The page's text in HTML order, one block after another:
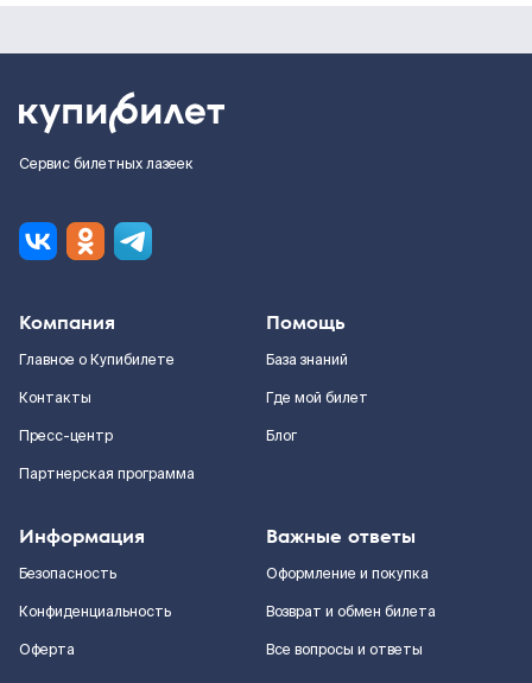
Сервис билетных лазеек
Компания
Главное о Купибилете
Контакты
Пресс-центр
Партнерская программа
Помощь
База знаний
Где мой билет
Блог
Информация
Безопасность
Конфиденциальность
Оферта
Важные ответы
Оформление и покупка
Возврат и обмен билета
Все вопросы и ответы